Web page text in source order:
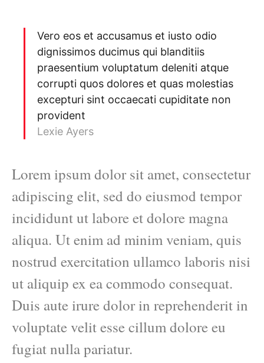
Vero eos et accusamus et iusto odio
dignissimos ducimus qui blanditiis
praesentium voluptatum deleniti atque
corrupti quos dolores et quas molestias
excepturi sint occaecati cupiditate non
provident
Lexie Ayers
Lorem ipsum dolor sit amet, consectetur
adipiscing elit, sed do eiusmod tempor
incididunt ut labore et dolore magna
aliqua. Ut enim ad minim veniam, quis
nostrud exercitation ullamco laboris nisi
ut aliquip ex ea commodo consequat.
Duis aute irure dolor in reprehenderit in
voluptate velit esse cillum dolore eu
fugiat nulla pariatur.